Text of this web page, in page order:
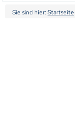
Sie sind hier: Startseite